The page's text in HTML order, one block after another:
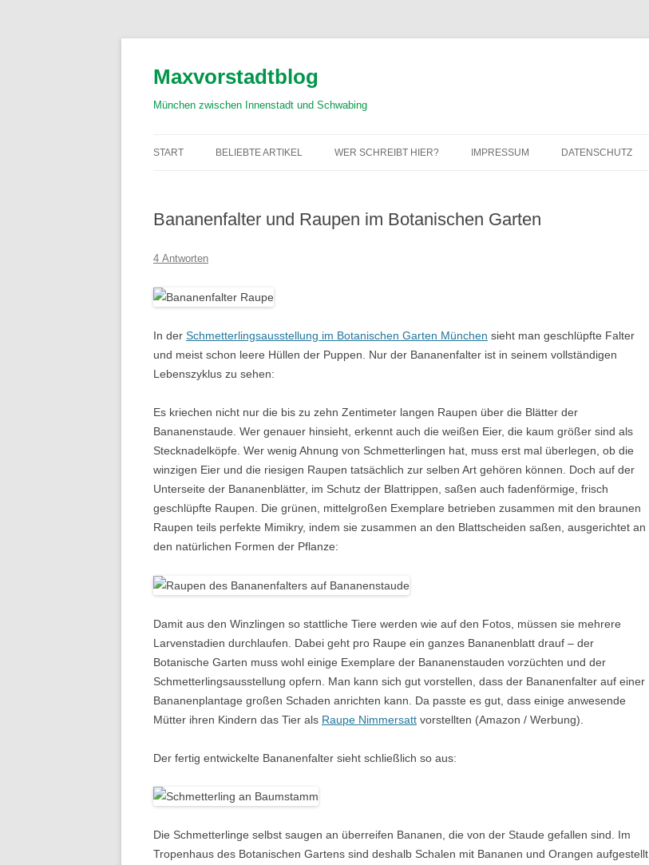
Maxvorstadtblog
München zwischen Innenstadt und Schwabing
START BELIEBTE ARTIKEL WER SCHREIBT HIER? IMPRESSUM DATENSCHUTZ
Bananenfalter und Raupen im Botanischen Garten
4 Antworten
In der Schmetterlingsausstellung im Botanischen Garten München sieht man geschlüpfte Falter
und meist schon leere Hüllen der Puppen. Nur der Bananenfalter ist in seinem vollständigen
Lebenszyklus zu sehen:
Es kriechen nicht nur die bis zu zehn Zentimeter langen Raupen über die Blätter der
Bananenstaude. Wer genauer hinsieht, erkennt auch die weißen Eier, die kaum größer sind als
Stecknadelköpfe. Wer wenig Ahnung von Schmetterlingen hat, muss erst mal überlegen, ob die
winzigen Eier und die riesigen Raupen tatsächlich zur selben Art gehören können. Doch auf der
Unterseite der Bananenblätter, im Schutz der Blattrippen, saßen auch fadenförmige, frisch
geschlüpfte Raupen. Die grünen, mittelgroßen Exemplare betrieben zusammen mit den braunen
Raupen teils perfekte Mimikry, indem sie zusammen an den Blattscheiden saßen, ausgerichtet an
den natürlichen Formen der Pflanze:
Damit aus den Winzlingen so stattliche Tiere werden wie auf den Fotos, müssen sie mehrere
Larvenstadien durchlaufen. Dabei geht pro Raupe ein ganzes Bananenblatt drauf – der
Botanische Garten muss wohl einige Exemplare der Bananenstauden vorzüchten und der
Schmetterlingsausstellung opfern. Man kann sich gut vorstellen, dass der Bananenfalter auf einer
Bananenplantage großen Schaden anrichten kann. Da passte es gut, dass einige anwesende
Mütter ihren Kindern das Tier als Raupe Nimmersatt vorstellten (Amazon / Werbung).
Der fertig entwickelte Bananenfalter sieht schließlich so aus:
Die Schmetterlinge selbst saugen an überreifen Bananen, die von der Staude gefallen sind. Im
Tropenhaus des Botanischen Gartens sind deshalb Schalen mit Bananen und Orangen aufgestellt,